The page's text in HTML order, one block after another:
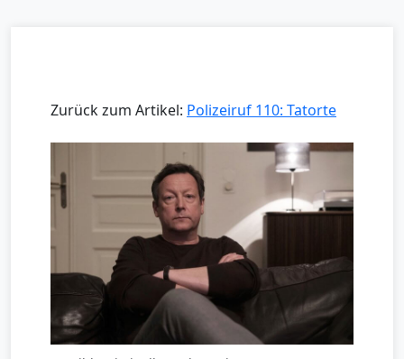
Zurück zum Artikel: Polizeiruf 110: Tatorte